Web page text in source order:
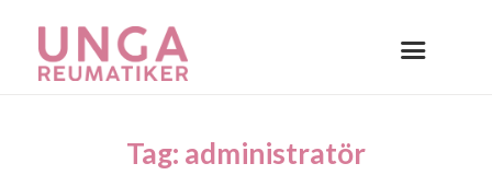
Tag: administratör